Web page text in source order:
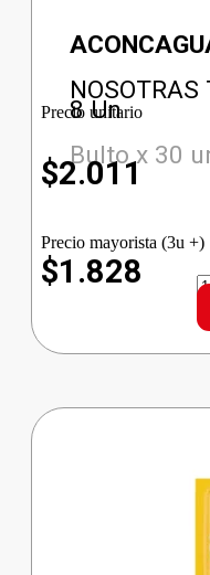
8 Un
Bulto x 30
Precio unitario
$2.011
Precio mayorista (3u +)
$1.828